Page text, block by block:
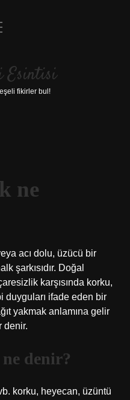
Esintisi
fikirler bul!
ne
acı dolu, üzücü bir
şarkısıdır. Doğal
karşısında korku,
duyguları ifade eden bir
yakmak anlamına gelir
denir.
ne denir?
korku, heyecan, üzüntü